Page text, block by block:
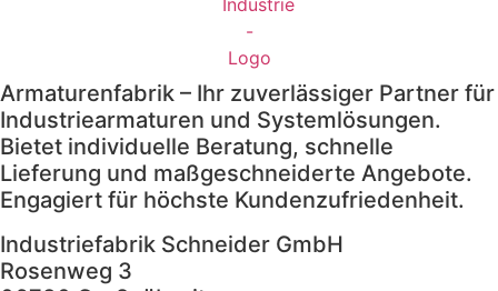
Armaturenfabrik – Ihr zuverlässiger Partner für
Industriearmaturen und Systemlösungen.
Bietet individuelle Beratung, schnelle
Lieferung und maßgeschneiderte Angebote.
Engagiert für höchste Kundenzufriedenheit.
Industriefabrik Schneider GmbH
Rosenweg 3